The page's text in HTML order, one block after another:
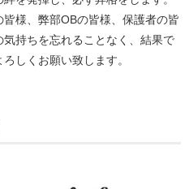
様、弊部OBの皆様、保護者の皆
持ちを忘れることなく、結果で
しくお願い致します。